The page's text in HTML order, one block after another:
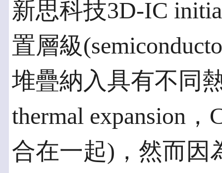
新思科技3D-IC
置層級
堆疊納入具有不同
thermal expansion
合在一起)，然而因